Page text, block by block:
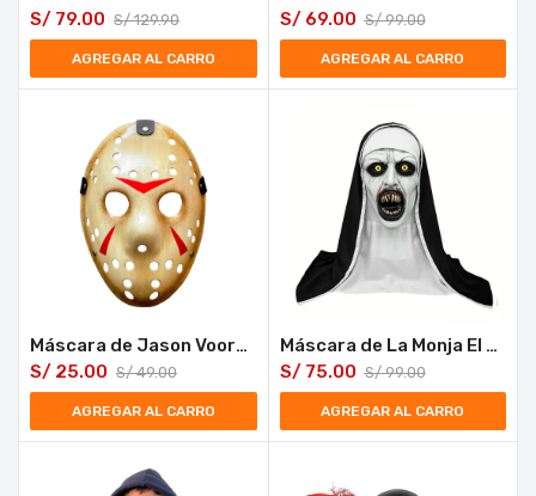
S/129.90
S/ 79.00
AGREGAR AL CARRO
S/99.00
S/69.00
AGREGAR AL CARRO
Máscara de Jason Voorhees Viernes 13 Halloween
S/49.00
S/ 25.00
AGREGAR AL CARRO
Máscara de La Monja El Conjuro Látex Halloween
S/99.00
S/75.00
AGREGAR AL CARRO